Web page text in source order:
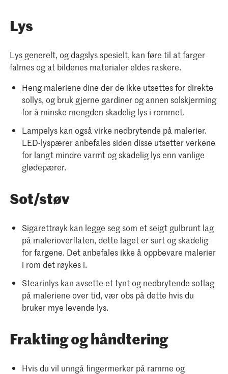
Lys
Lys generelt, og dagslys spesielt, kan føre til at farger
falmes og at bildenes materialer eldes raskere.
Heng maleriene dine der de ikke utsettes for direkte
sollys, og bruk gjerne gardiner og annen solskjerming
for å minske mengden skadelig lys i rommet.
Lampelys kan også virke nedbrytende på malerier.
LED-lyspærer anbefales siden disse utsetter verkene
for langt mindre varmt og skadelig lys enn vanlige
glødepærer.
Sot/støv
Sigarettrøyk kan legge seg som et seigt gulbrunt lag
på malerioverflaten, dette laget er surt og skadelig
for fargene. Det anbefales ikke å oppbevare malerier
i rom det røykes i.
Stearinlys kan avsette et tynt og nedbrytende sotlag
på maleriene over tid, vær obs på dette hvis du
bruker mye levende lys.
Frakting og håndtering
Hvis du vil unngå fingermerker på ramme og